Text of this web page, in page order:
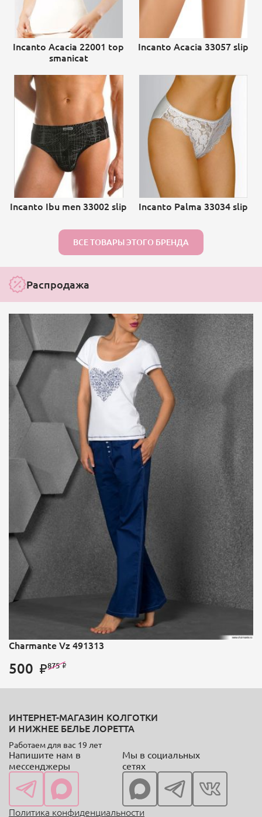
Incanto Acacia 22001 top
smanicat
Incanto Acacia 33057 slip
Incanto Ibu men 33002 slip Incanto Palma 33034 slip
ВСЕ ТОВАРЫ ЭТОГО БРЕНДА
Распродажа
Charmante Vz 491313
500 875
ИНТЕРНЕТ-МАГАЗИН КОЛГОТКИ
И НИЖНЕЕ БЕЛЬЕ ЛОРЕТТА
Работаем для вас 19 лет
Политика конфиденциальности
Напишите нам в
мессенджеры
Мы в социальных
сетях